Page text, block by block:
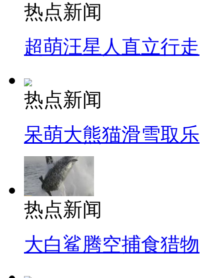
热点新闻
超萌汪星人直立行走
热点新闻
呆萌大熊猫滑雪取乐
热点新闻
大白鲨腾空捕食猎物